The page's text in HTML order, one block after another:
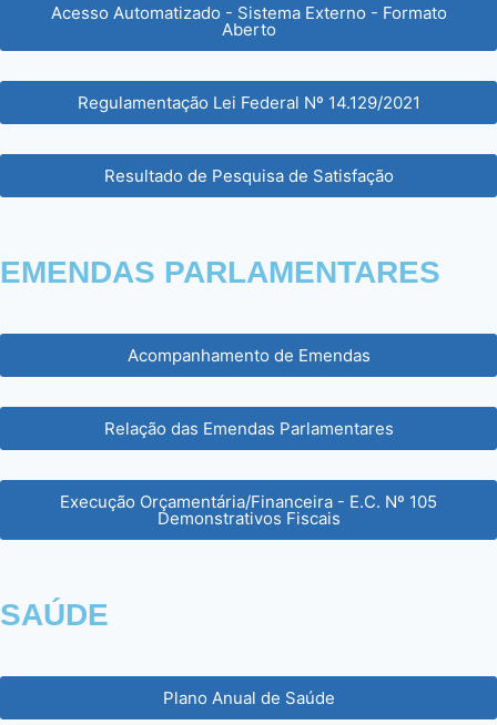
Acesso Automatizado - Sistema Externo - Formato
Aberto
Regulamentação Lei Federal Nº 14.129/2021
Resultado de Pesquisa de Satisfação
EMENDAS PARLAMENTARES
Acompanhamento de Emendas
Relação das Emendas Parlamentares
Execução Orçamentária/Financeira - E.C. Nº 105
Demonstrativos Fiscais
SAÚDE
Plano Anual de Saúde